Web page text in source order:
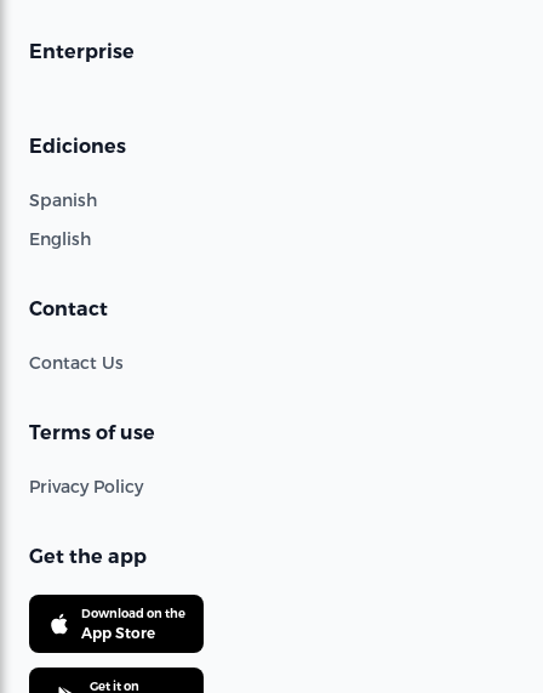
Enterprise
Ediciones
Spanish
English
Contact
Contact Us
Terms of use
Privacy Policy
Get the app
Download on the
App Store
Get it on